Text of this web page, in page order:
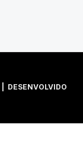
DESENVOLVIDO